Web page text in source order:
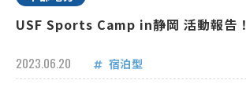
USF Sports Camp in静岡 活動報告！
2023.06.20 宿泊型